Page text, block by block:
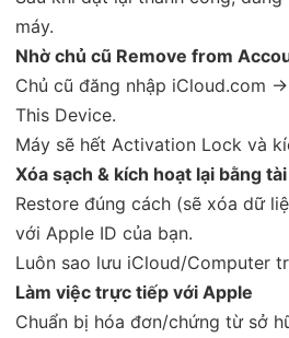
máy.
Nhờ chủ cũ Remove from
Chủ cũ đăng nhập iCloud.com
This Device.
Máy sẽ hết Activation Lock và
Xóa sạch & kích hoạt lại bằng
Restore đúng cách (sẽ xóa dữ
với Apple ID của bạn.
Luôn sao lưu iCloud/Computer
Làm việc trực tiếp với Apple
Chuẩn bị hóa đơn/chứng từ sở